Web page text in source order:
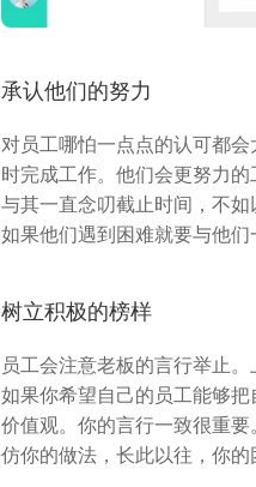
承认他们的努力
对员工哪怕一点点的认可都
时完成工作。他们会更努力的
与其一直念叨截止时间，不
如果他们遇到困难就要与他们
树立积极的榜样
员工会注意老板的言行举止
如果你希望自己的员工能够
价值观。你的言行一致很重
仿你的做法，长此以往，你的